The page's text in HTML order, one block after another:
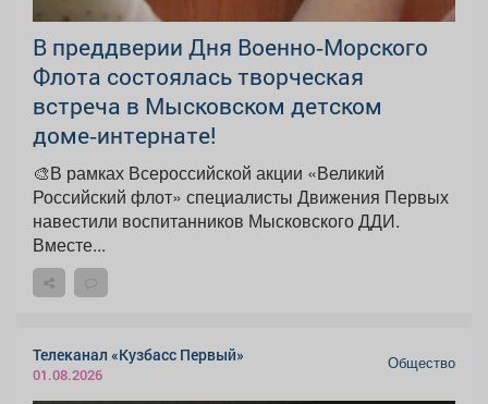
В преддверии Дня Военно‑Морского
Флота состоялась творческая
встреча в Мысковском детском
доме‑интернате!
🎨В рамках Всероссийской акции «Великий
Российский флот» специалисты Движения Первых
навестили воспитанников Мысковского ДДИ.
Вместе...
Телеканал «Кузбасс Первый»
01.08.2026
Общество